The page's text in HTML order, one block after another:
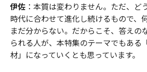
伊佐：本質は変わりません。ただ、ど
時代に合わせて進化し続けるもので、
まだ分からない。だからこそ、答えの
られる人が、本特集のテーマでもある
材」になっていくとも思っています。